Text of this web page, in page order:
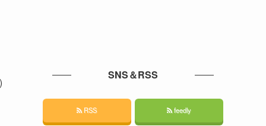
SNS＆RSS
RSS feedly